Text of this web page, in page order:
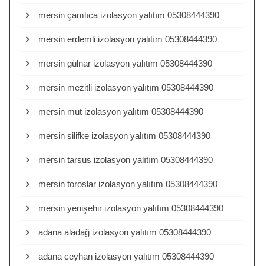
mersin çamlıca izolasyon yalıtım 05308444390
mersin erdemli izolasyon yalıtım 05308444390
mersin gülnar izolasyon yalıtım 05308444390
mersin mezitli izolasyon yalıtım 05308444390
mersin mut izolasyon yalıtım 05308444390
mersin silifke izolasyon yalıtım 05308444390
mersin tarsus izolasyon yalıtım 05308444390
mersin toroslar izolasyon yalıtım 05308444390
mersin yenişehir izolasyon yalıtım 05308444390
adana aladağ izolasyon yalıtım 05308444390
adana ceyhan izolasyon yalıtım 05308444390